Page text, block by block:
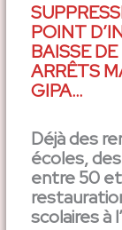
POINT
BAISSE
ARRÊTS
GIPA…
Déjà des
écoles,
entre 50
scolaires à